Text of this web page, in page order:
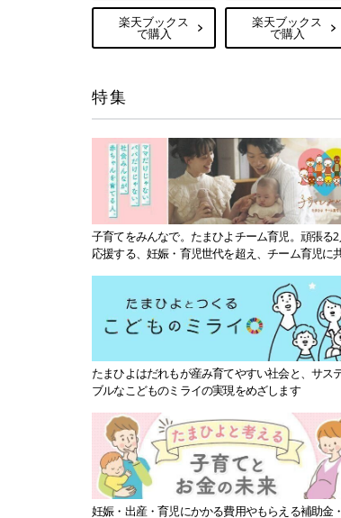
楽天ブックス
で購入
楽天ブックス
で購入
特集
子育てをみんなで。たまひよチーム育児。頑張る
応援する、妊娠・育児世代を超え、チーム育児に
たまひよはだれもが産み育てやすい社会と、サス
ブルなこどものミライの実現をめざします
妊娠・出産・育児にかかる費用やもらえる補助金